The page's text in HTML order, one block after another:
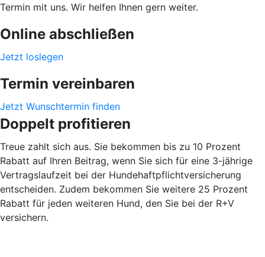
Termin mit uns. Wir helfen Ihnen gern weiter.
Online abschließen
Jetzt loslegen
Termin vereinbaren
Jetzt Wunschtermin finden
Doppelt profitieren
Treue zahlt sich aus. Sie bekommen bis zu 10 Prozent
Rabatt auf Ihren Beitrag, wenn Sie sich für eine 3-jährige
Vertragslaufzeit bei der Hundehaftpflichtversicherung
entscheiden. Zudem bekommen Sie weitere 25 Prozent
Rabatt für jeden weiteren Hund, den Sie bei der R+V
versichern.